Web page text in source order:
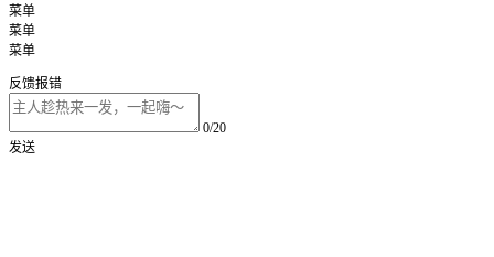
菜单
菜单
菜单
反馈报错
0/20
发送